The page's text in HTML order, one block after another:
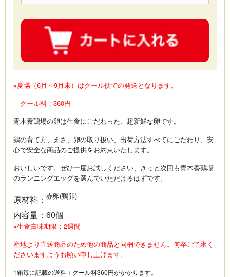
※夏場（6月～9月末）はクール便での発送となります。
クール料：360円
青木養鶏場の卵は生食にごだわった、超新鮮な卵です。
鶏の育て方、えさ、卵の取り扱い、出荷方法すべてにごだわり、安
心で安全な商品のご提供をお約束いたします。
おいしいです。ぜひ一度お試しください、きっと次回も青木養鶏場
のランニングエッグを選んでいただけるはずです。
原材料 ： 赤卵(鶏卵)
内容量 ： 60個
※生食賞味期限：2週間
産地より直送商品のため他の商品と同梱できません。何卒ご了承く
ださいますようお願い申し上げます。
1箱毎に記載の送料＋クール料360円がかかります。